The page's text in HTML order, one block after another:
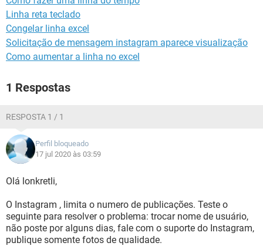
Linha reta teclado
Congelar linha excel
Solicitação de mensagem instagram aparece visualização
Como aumentar a linha no excel
1 Respostas
RESPOSTA 1 / 1
Perfil bloqueado
17 jul 2020 às 03:59
Olá lonkretli,
O Instagram , limita o numero de publicações. Teste o
seguinte para resolver o problema: trocar nome de usuário,
não poste por alguns dias, fale com o suporte do Instagram,
publique somente fotos de qualidade.